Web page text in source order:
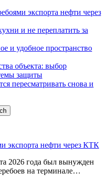
экспорта нефти через
и не переплатить за
и удобное пространство
объекта: выбор
защиты
пересматривать снова и
экспорта нефти через КТК
2026 года был вынужден
на терминале…